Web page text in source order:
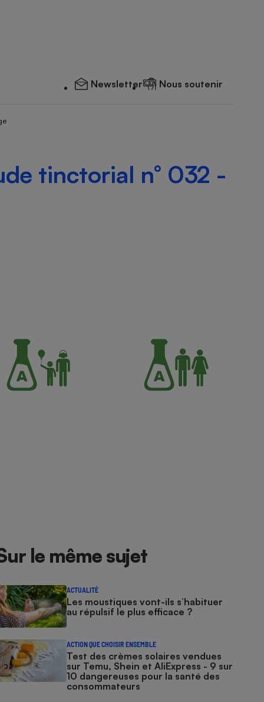
Newsletter Nous soutenir
tinctorial n° 032 -
le même sujet
ACTUALITÉ
Les moustiques vont-ils s’habituer
au répulsif le plus efficace ?
ACTION QUE CHOISIR ENSEMBLE
Test des crèmes solaires vendues
sur Temu, Shein et AliExpress - 9 sur
10 dangereuses pour la santé des
consommateurs